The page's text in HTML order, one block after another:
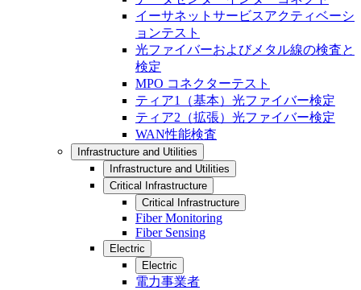
イーサネットサービスアクティベーシ
ョンテスト
光ファイバーおよびメタル線の検査と
検定
MPO コネクターテスト
ティア1（基本）光ファイバー検定
ティア2（拡張）光ファイバー検定
WAN性能検査
Infrastructure and Utilities
Infrastructure and Utilities
Critical Infrastructure
Critical Infrastructure
Fiber Monitoring
Fiber Sensing
Electric
Electric
電力事業者